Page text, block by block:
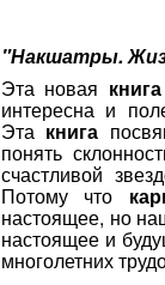
"Накшатры.
Эта новая книга
интересна и
Эта книга
понять
счастливой
Потому что
настоящее, но
настоящее и
многолетних